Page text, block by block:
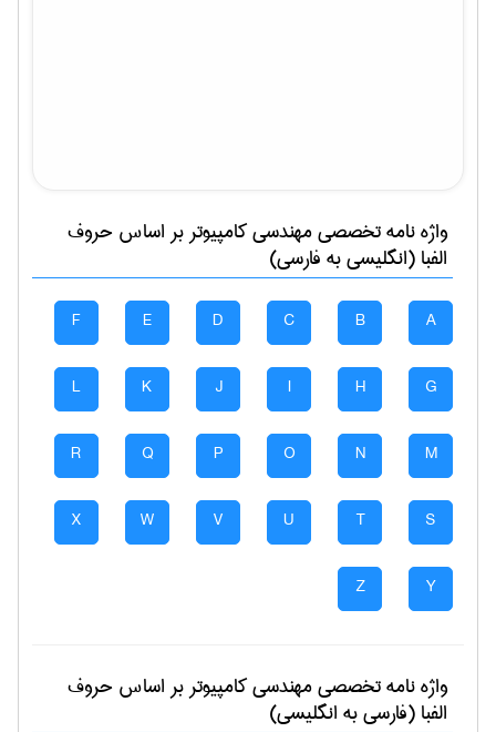
واژه نامه تخصصیمهندسی كامپيوتربر اساس حروف
الفبا (انگلیسی به فارسی)
A
B
C
D
E
F
G
H
I
J
K
L
M
N
O
P
Q
R
S
T
U
V
W
X
Y
Z
واژه نامه تخصصیمهندسی كامپيوتربر اساس حروف
الفبا (فارسی به انگلیسی)